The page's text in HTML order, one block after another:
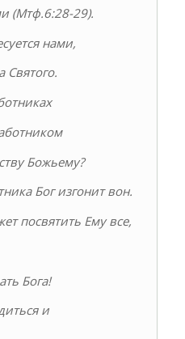
(Мтф.6:28-29).
нами,
Святого.
Божьему?
Бог изгонит вон.
посвятить Ему все,
Бога!
и